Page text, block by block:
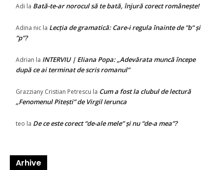
Adi la Bată-te-ar norocul să te bată, înjură corect românește!
Adina nic la Lecția de gramatică: Care-i regula înainte de ”b” și
”p”?
Adrian la INTERVIU | Eliana Popa: „Adevărata muncă începe
după ce ai terminat de scris romanul”
Grazziany Cristian Petrescu la Cum a fost la clubul de lectură
„Fenomenul Pitești” de Virgil Ierunca
teo la De ce este corect “de-ale mele” și nu “de-a mea”?
Arhive